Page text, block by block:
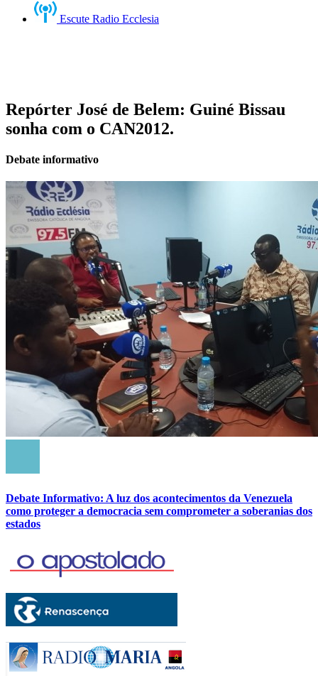
Escute Radio Ecclesia
Repórter José de Belem: Guiné Bissau
sonha com o CAN2012.
Debate informativo
Debate Informativo: A luz dos acontecimentos da Venezuela
como proteger a democracia sem comprometer a soberanias dos
estados